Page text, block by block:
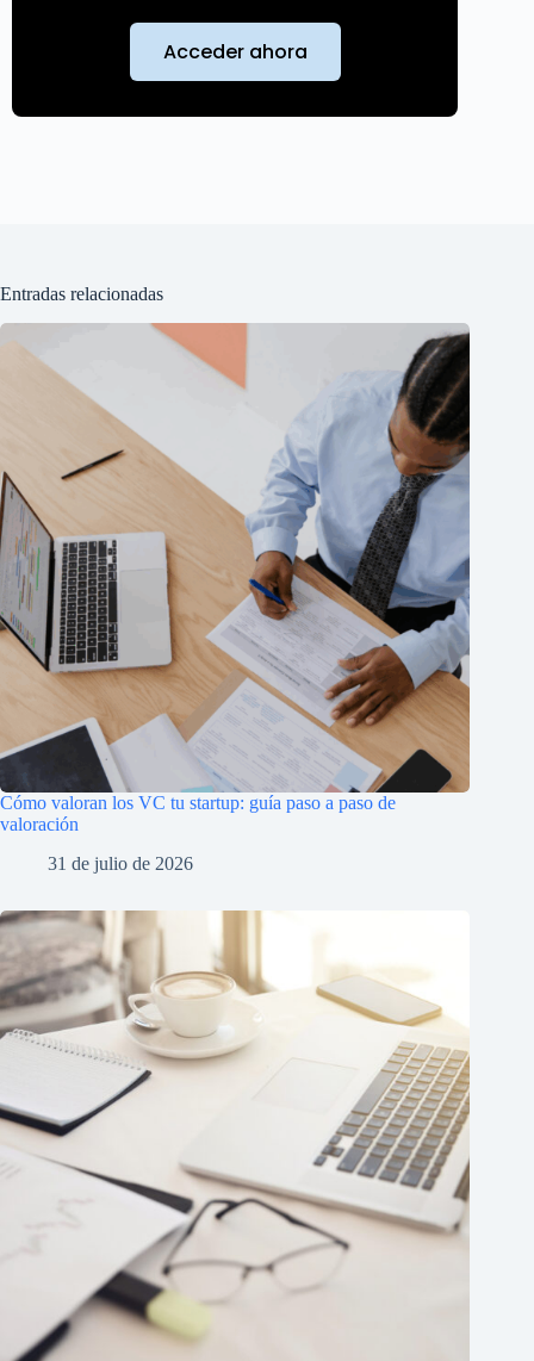
Acceder ahora
Entradas relacionadas
Cómo valoran los VC tu startup: guía paso a paso de
valoración
31 de julio de 2026